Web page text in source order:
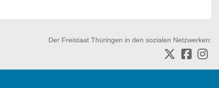
Der Freistaat Thüringen in den sozialen Netzwerken: